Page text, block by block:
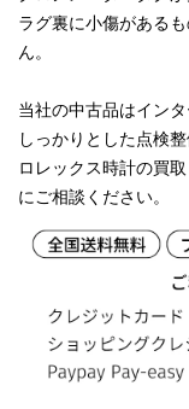
ラグ裏に小傷がある
ん。
当社の中古品はイン
しっかりとした点検
ロレックス時計の買
にご相談ください。